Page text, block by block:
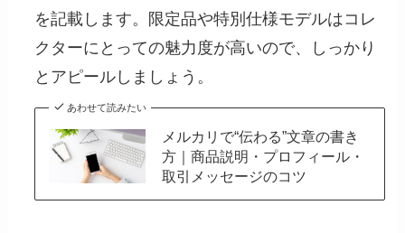
を記載します。限定品や特別仕様モデルはコレ
クターにとっての魅力度が高いので、しっかり
とアピールしましょう。
あわせて読みたい
メルカリで“伝わる”文章の書き
方｜商品説明・プロフィール・
取引メッセージのコツ